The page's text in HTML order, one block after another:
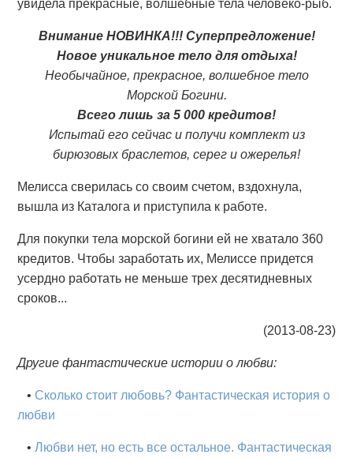
увидела прекрасные, волшебные тела человеко-рыб.
Внимание НОВИНКА!!! Суперпредложение!
Новое уникальное тело для отдыха!
Необычайное, прекрасное, волшебное тело
Морской Богини.
Всего лишь за 5 000 кредитов!
Испытай его сейчас и получи комплект из
бирюзовых браслетов, серег и ожерелья!
Мелисса сверилась со своим счетом, вздохнула,
вышла из Каталога и приступила к работе.
Для покупки тела морской богини ей не хватало 360
кредитов. Чтобы заработать их, Мелиссе придется
усердно работать не меньше трех десятидневных
сроков...
(2013-08-23)
Другие фантастические истории о любви:
•Сколько стоит любовь? Фантастическая история о
любви
•Любви нет, но есть все остальное. Фантастическая